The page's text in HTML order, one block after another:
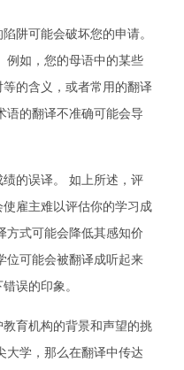
阱可能会破坏您的申请。
例如，您的母语中的某些
的含义，或者常用的翻译
语的翻译不准确可能会导
的误译。 如上所述，评
雇主难以评估你的学习成
方式可能会降低其感知价
位可能会被翻译成听起来
误的印象。
育机构的背景和声望的挑
大学，那么在翻译中传达